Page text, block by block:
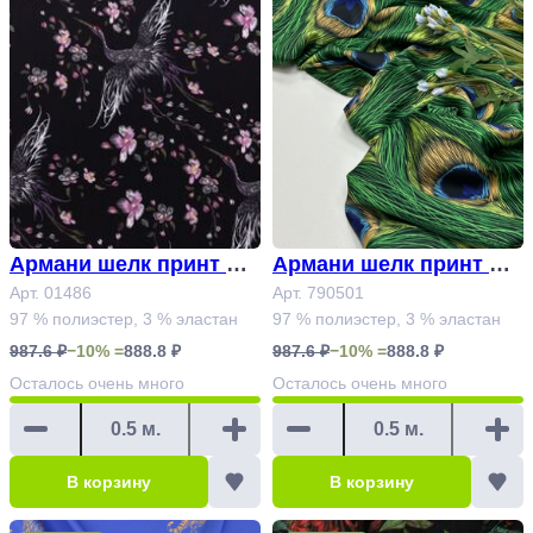
Армани шелк принт Ар
т. 01486
Арт. 01486
97 % полиэстер, 3 % эластан
987.6 ₽−10% =888.8 ₽
Осталось очень много
В корзину
Армани шелк принт Ар
т. 790501
Арт. 790501
97 % полиэстер, 3 % эластан
987.6 ₽−10% =888.8 ₽
Осталось очень много
В корзину